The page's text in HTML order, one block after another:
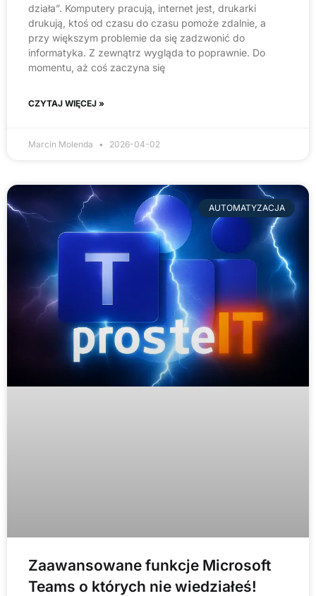
działa”. Komputery pracują, internet jest, drukarki
drukują, ktoś od czasu do czasu pomoże zdalnie, a
przy większym problemie da się zadzwonić do
informatyka. Z zewnątrz wygląda to poprawnie. Do
momentu, aż coś zaczyna się
CZYTAJ WIĘCEJ »
Marcin Molenda 2026-04-02
AUTOMATYZACJA
Zaawansowane funkcje Microsoft
Teams o których nie wiedziałeś!